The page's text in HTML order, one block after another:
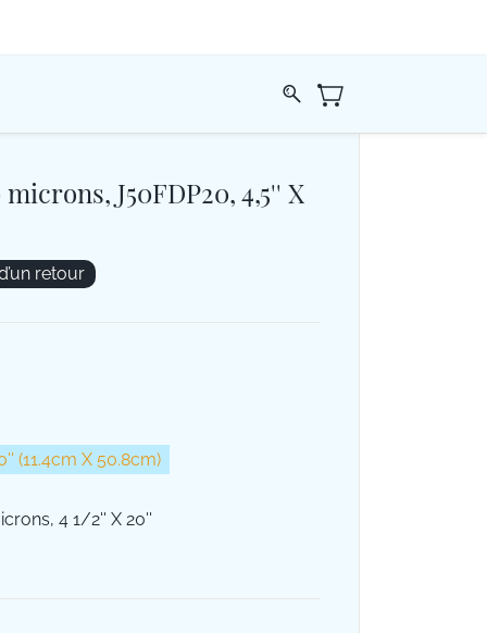
J50FDP20, 4,5'' X
retour
(11.4cm X 50.8cm)
4 1/2'' X 20''